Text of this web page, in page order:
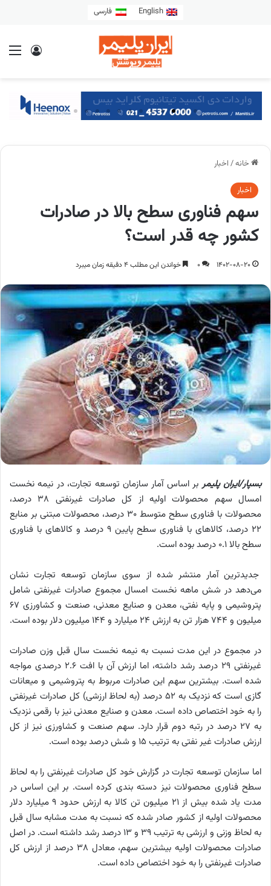
English فارسی
خانه/ اخبار
اخبار
سهم فناوری سطح بالا در صادرات
کشور چه قدر است؟
1402-08-20
0 خواندن این مطلب 4 دقیقه زمان میبرد
بسپار/ایران پلیمر بر اساس آمار سازمان توسعه تجارت، در نیمه نخست
امسال سهم محصولات اولیه از کل صادرات غیرنفتی ۳۸ درصد،
محصولات با فناوری سطح متوسط ۳۰ درصد، محصولات مبتنی بر منابع
۲۲ درصد، کالاهای با فناوری سطح پایین ۹ درصد و کالاهای با فناوری
سطح بالا ۰.۱ درصد بوده است.
جدیدترین آمار منتشر شده از سوی سازمان توسعه تجارت نشان
می‌دهد در شش ماهه نخست امسال مجموع صادرات غیرنفتی شامل
پتروشیمی و پایه نفتی، معدن و صنایع معدنی، صنعت و کشاورزی ۶۷
میلیون و ۷۴۴ هزار تن به ارزش ۲۴ میلیارد و ۱۴۴ میلیون دلار بوده است.
در مجموع در این مدت نسبت به نیمه نخست سال قبل وزن صادرات
غیرنفتی ۲۹ درصد رشد داشته، اما ارزش آن با افت ۲.۶ درصدی مواجه
شده است. بیشترین سهم این صادرات مربوط به پتروشیمی و میعانات
گازی است که نزدیک به ۵۲ درصد (به لحاظ ارزشی) کل صادرات غیرنفتی
را به خود اختصاص داده است. معدن و صنایع معدنی نیز با رقمی نزدیک
به ۲۷ درصد در رتبه دوم قرار دارد. سهم صنعت و کشاورزی نیز از کل
ارزش صادرات غیر نفتی به ترتیب ۱۵ و شش درصد بوده است.
اما سازمان توسعه تجارت در گزارش خود کل صادرات غیرنفتی را به لحاظ
سطح فناوری محصولات نیز دسته بندی کرده است. بر این اساس در
مدت یاد شده بیش از ۲۱ میلیون تن کالا به ارزش حدود ۹ میلیارد دلار
محصولات اولیه از کشور صادر شده که نسبت به مدت مشابه سال قبل
به لحاظ وزنی و ارزشی به ترتیب ۳۹ و ۱۳ درصد رشد داشته است. در اصل
صادرات محصولات اولیه بیشترین سهم، معادل ۳۸ درصد از ارزش کل
صادرات غیرنفتی را به خود اختصاص داده است.